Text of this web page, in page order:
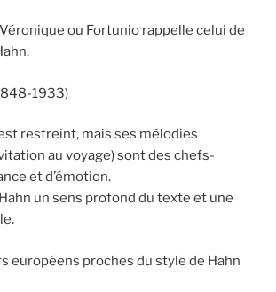
ou Fortunio rappelle celui de
1933)
restreint, mais ses mélodies
au voyage) sont des chefs-
et d’émotion.
un sens profond du texte et une
européens proches du style de Hahn